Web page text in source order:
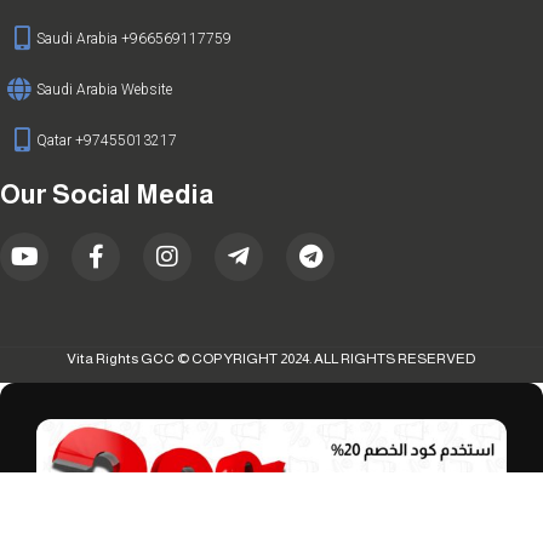
Saudi Arabia +966569117759
Saudi Arabia Website
Qatar +97455013217
Our Social Media
Vita Rights GCC © COPYRIGHT 2024. ALL RIGHTS RESERVED